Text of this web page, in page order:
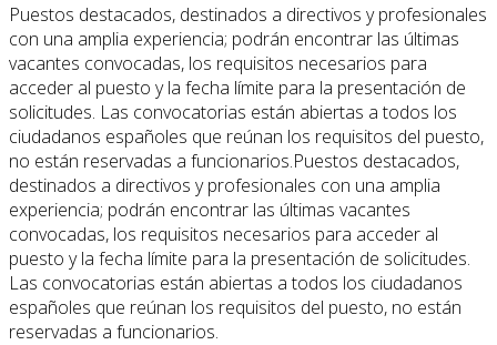
Puestos destacados, destinados a directivos y profesionales
con una amplia experiencia; podrán encontrar las últimas
vacantes convocadas, los requisitos necesarios para
acceder al puesto y la fecha límite para la presentación de
solicitudes. Las convocatorias están abiertas a todos los
ciudadanos españoles que reúnan los requisitos del puesto,
no están reservadas a funcionarios.Puestos destacados,
destinados a directivos y profesionales con una amplia
experiencia; podrán encontrar las últimas vacantes
convocadas, los requisitos necesarios para acceder al
puesto y la fecha límite para la presentación de solicitudes.
Las convocatorias están abiertas a todos los ciudadanos
españoles que reúnan los requisitos del puesto, no están
reservadas a funcionarios.